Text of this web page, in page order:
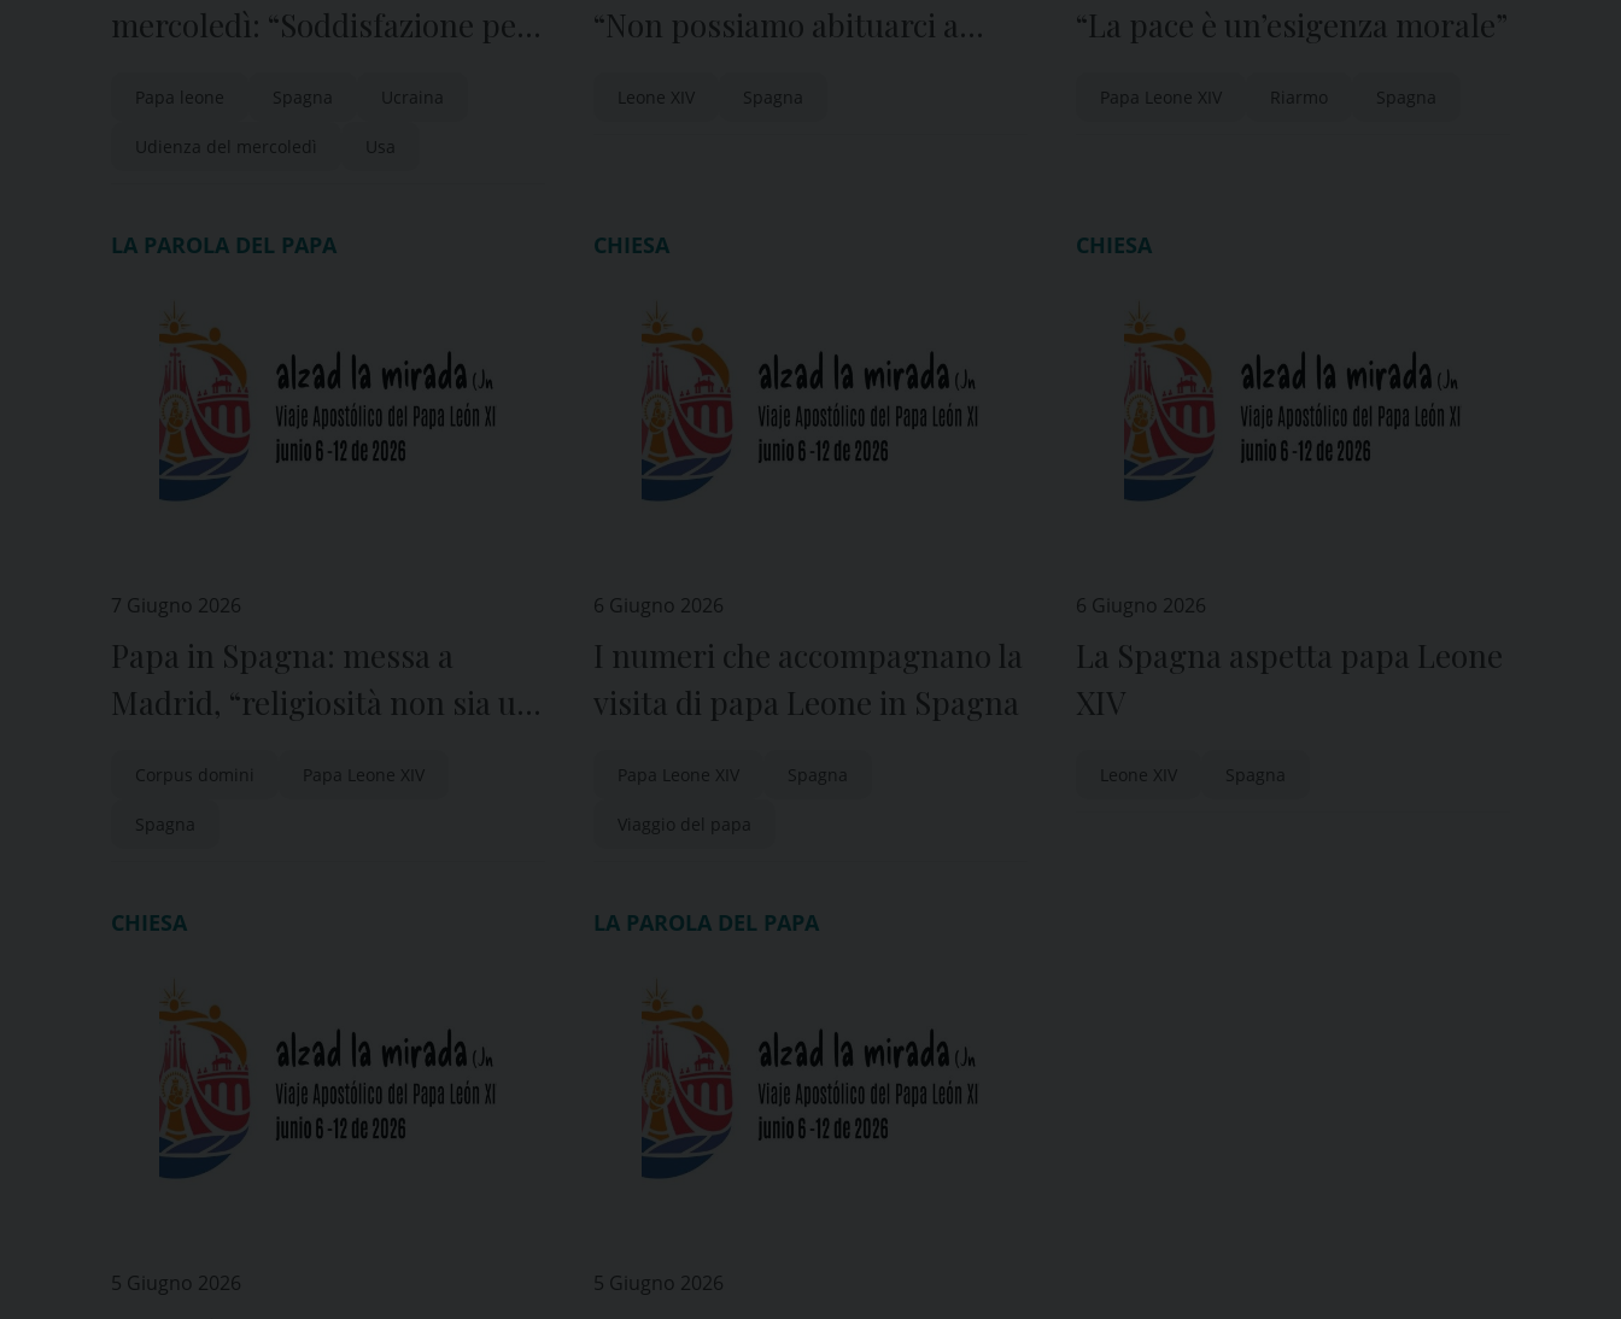
mercoledì: “Soddisfazione per
Papa leone Spagna Ucraina
Udienza del mercoledì Usa
“Non possiamo abituarci a
Leone XIV Spagna
“La pace è un’esigenza morale”
Papa Leone XIV Riarmo Spagna
LA PAROLA DEL PAPA
7 Giugno 2026
Papa in Spagna: messa a
Madrid, “religiosità non sia un
Corpus domini Papa Leone XIV
Spagna
CHIESA
6 Giugno 2026
I numeri che accompagnano la
visita di papa Leone in Spagna
Papa Leone XIV Spagna
Viaggio del papa
CHIESA
6 Giugno 2026
La Spagna aspetta papa Leone
XIV
Leone XIV Spagna
CHIESA
5 Giugno 2026
LA PAROLA DEL PAPA
5 Giugno 2026